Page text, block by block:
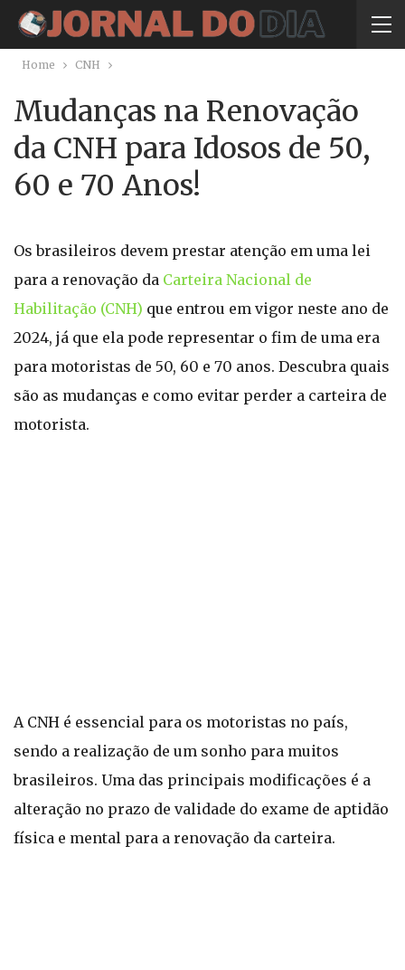
Home CNH
Mudanças na Renovação
da CNH para Idosos de 50,
60 e 70 Anos!
Os brasileiros devem prestar atenção em uma lei
para a renovação da Carteira Nacional de
Habilitação (CNH) que entrou em vigor neste ano de
2024, já que ela pode representar o fim de uma era
para motoristas de 50, 60 e 70 anos. Descubra quais
são as mudanças e como evitar perder a carteira de
motorista.
A CNH é essencial para os motoristas no país,
sendo a realização de um sonho para muitos
brasileiros. Uma das principais modificações é a
alteração no prazo de validade do exame de aptidão
física e mental para a renovação da carteira.